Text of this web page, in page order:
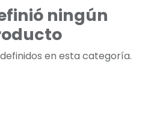
ningún
en esta categoría.